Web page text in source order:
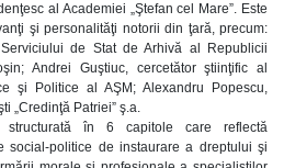
al Academiei „Ştefan cel Mare”. Este
şi personalităţi notorii din ţară, precum:
de Stat de Arhivă al Republicii
Andrei Guştiuc, cercetător ştiinţific al
şi Politice al AŞM; Alexandru Popescu,
„Credinţă Patriei” ş.a.
structurată în 6 capitole care reflectă
social-politice de instaurare a dreptului şi